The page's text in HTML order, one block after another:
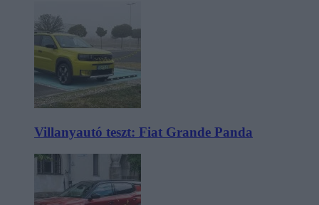
Villanyautó teszt: Fiat Grande Panda